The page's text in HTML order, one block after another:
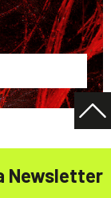
Newsletter